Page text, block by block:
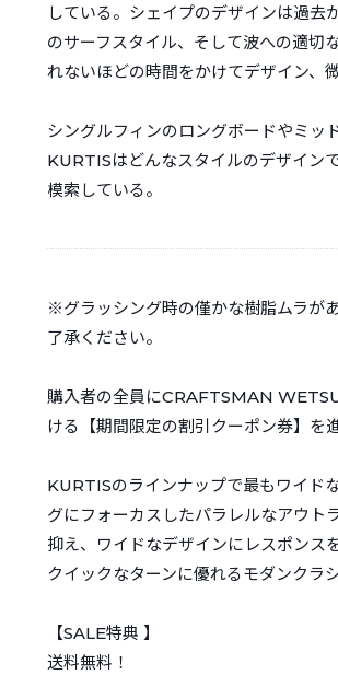
している。シェイプのデザインは過
のサーフスタイル、そして波への適切
れないほどの時間をかけてデザイン、
シングルフィンのロングボードやミッ
KURTISはどんなスタイルのデザイン
模索している。
※グラッシング時の僅かな樹脂ムラが
了承ください。
購入者の全員にCRAFTSMAN
ける【期間限定の割引クーポン券】を
KURTISのラインナップで最もワイド
グにフォーカスしたパラレルなアウト
抑え、ワイドなデザインにレスポンス
クイックなターンに優れるモダンクラ
【SALE特典 】
送料無料！